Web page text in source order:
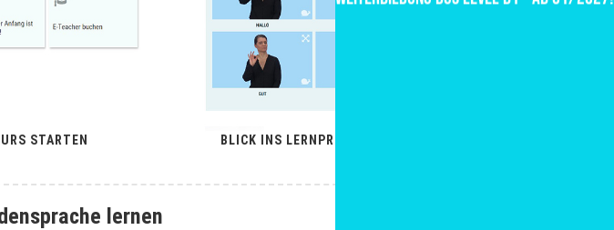
STARTEN BLICK INS LERNPROGRAMM STARTEN
lernen